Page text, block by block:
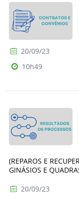
20/09/23
10h49
(REPAROS E
GINÁSIOS E
20/09/23